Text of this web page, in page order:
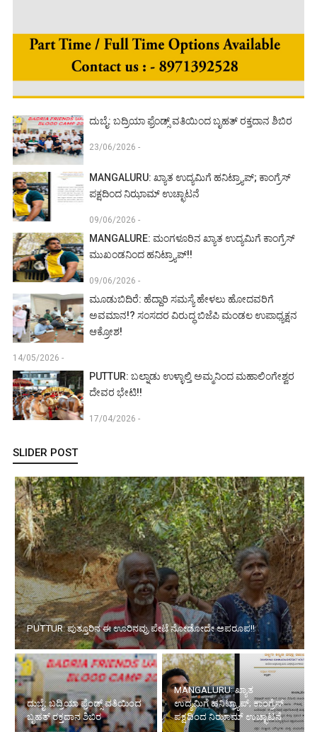
ದುಬೈ: ಬದ್ರಿಯಾ ಫ್ರೆಂಡ್ಸ್ ವತಿಯಿಂದ ಬೃಹತ್ ರಕ್ತದಾನ ಶಿಬಿರ
23/06/2026 -
MANGALURU: ಖ್ಯಾತ ಉದ್ಯಮಿಗೆ ಹನಿಟ್ರ್ಯಾಪ್; ಕಾಂಗ್ರೆಸ್
ಪಕ್ಷದಿಂದ ನಿಝಾಮ್ ಉಚ್ಛಾಟನೆ
09/06/2026 -
MANGALURE: ಮಂಗಳೂರಿನ ಖ್ಯಾತ ಉದ್ಯಮಿಗೆ ಕಾಂಗ್ರೆಸ್
ಮುಖಂಡನಿಂದ ಹನಿಟ್ರ್ಯಾಪ್!!
09/06/2026 -
ಮೂಡುಬಿದಿರೆ: ಹೆದ್ದಾರಿ ಸಮಸ್ಯೆ ಹೇಳಲು ಹೋದವರಿಗೆ
ಅವಮಾನ!? ಸಂಸದರ ವಿರುದ್ಧ ಬಿಜೆಪಿ ಮಂಡಲ ಉಪಾಧ್ಯಕ್ಷನ
ಆಕ್ರೋಶ!
14/05/2026 -
PUTTUR: ಬಲ್ನಾಡು ಉಳ್ಳಾಲ್ತಿ ಅಮ್ಮನಿಂದ ಮಹಾಲಿಂಗೇಶ್ವರ
ದೇವರ ಭೇಟಿ!!
17/04/2026 -
SLIDER POST
PUTTUR: ಪುತ್ತೂರಿನ ಈ ಊರಿನವ್ರು ಪೇಟೆ ನೋಡೋದೇ ಅಪರೂಪ!!
ದುಬೈ: ಬದ್ರಿಯಾ ಫ್ರೆಂಡ್ಸ್ ವತಿಯಿಂದ
ಬೃಹತ್ ರಕ್ತದಾನ ಶಿಬಿರ
MANGALURU: ಖ್ಯಾತ
ಉದ್ಯಮಿಗೆ ಹನಿಟ್ರ್ಯಾಪ್; ಕಾಂಗ್ರೆಸ್
ಪಕ್ಷದಿಂದ ನಿಝಾಮ್ ಉಚ್ಛಾಟನೆ